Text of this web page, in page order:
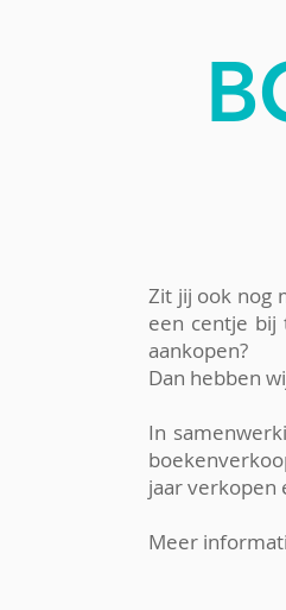
Zit jij ook nog
een centje bij
aankopen?
Dan hebben
In
jaar verkopen
Meer